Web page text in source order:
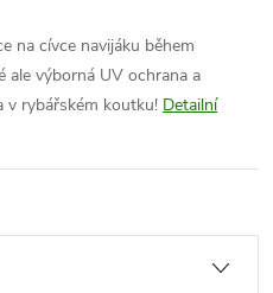
na cívce navijáku během
ale výborná UV ochrana a
v rybářském koutku! Detailní